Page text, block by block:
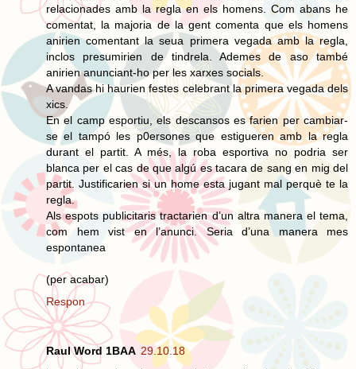
relacionades amb la regla en els homens. Com abans he
comentat, la majoria de la gent comenta que els homens
anirien comentant la seua primera vegada amb la regla,
inclos presumirien de tindrela. Ademes de aso també
anirien anunciant-ho per les xarxes socials.
A vandas hi haurien festes celebrant la primera vegada dels
xics.
En el camp esportiu, els descansos es farien per cambiar-
se el tampó les p0ersones que estigueren amb la regla
durant el partit. A més, la roba esportiva no podria ser
blanca per el cas de que algú es tacara de sang en mig del
partit. Justificarien si un home esta jugant mal perquè te la
regla.
Als espots publicitaris tractarien d’un altra manera el tema,
com hem vist en l’anunci. Seria d’una manera mes
espontanea
(per acabar)
Respon
Raul Word 1BAA 29.10.18